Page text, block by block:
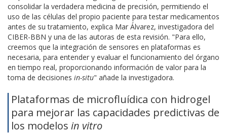
consolidar la verdadera medicina de precisión, permitiendo el
uso de las células del propio paciente para testar medicamentos
antes de su tratamiento, explica Mar Álvarez, investigadora del
CIBER-BBN y una de las autoras de esta revisión. "Para ello,
creemos que la integración de sensores en plataformas es
necesaria, para entender y evaluar el funcionamiento del órgano
en tiempo real, proporcionando información de valor para la
toma de decisiones in-situ" añade la investigadora.
Plataformas de microfluídica con hidrogel
para mejorar las capacidades predictivas de
los modelos in vitro